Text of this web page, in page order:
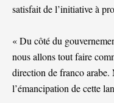
satisfait de l’initiative à
« Du côté du
nous allons tout faire
direction de franco
l’émancipation de cette